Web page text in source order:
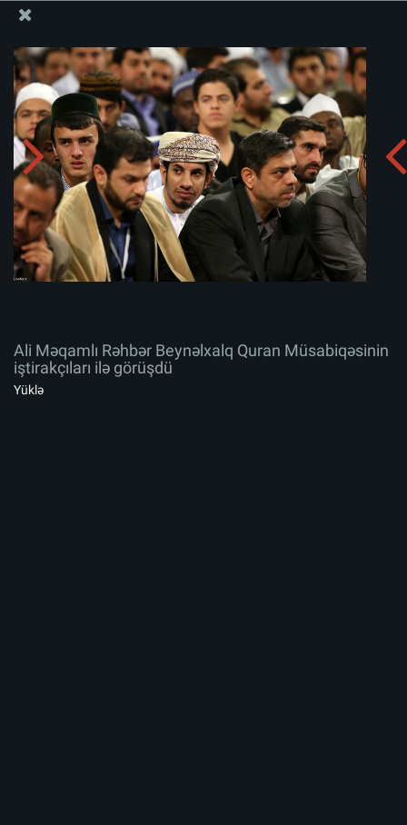
Ali Məqamlı Rəhbər Beynəlxalq Quran Müsabiqəsinin
iştirakçıları ilə görüşdü
Albomu yüklə:
Ali Məqamlı Rəhbər Beynəlxalq Quran Müsabiqəsinin
iştirakçıları ilə görüşdü
Yüklə